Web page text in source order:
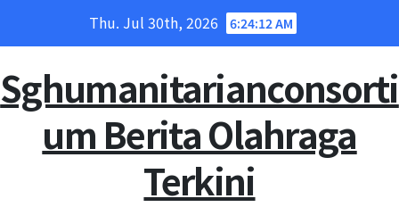
Thu. Jul 30th, 2026 6:24:13 AM
Sghumanitarianconsorti
um Berita Olahraga
Terkini